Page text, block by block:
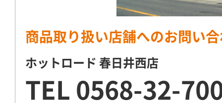
商品取り扱い店舗へのお問い
ホットロード 春日井西店
TEL 0568-32-